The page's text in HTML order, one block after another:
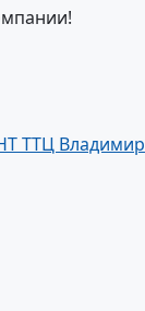
ТТЦ Владимир